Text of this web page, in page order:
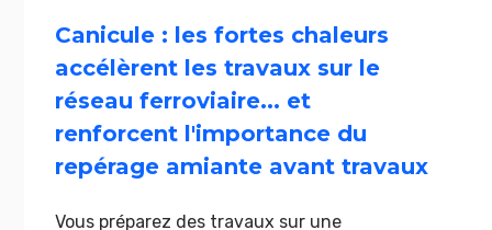
Canicule : les fortes chaleurs
accélèrent les travaux sur le
réseau ferroviaire... et
renforcent l'importance du
repérage amiante avant travaux
Vous préparez des travaux sur une